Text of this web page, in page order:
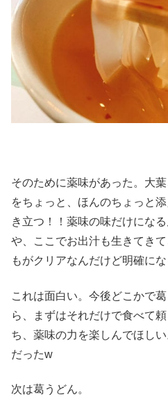
そのために薬味があった。大
をちょっと、ほんのちょっと
き立つ！！薬味の味だけにな
や、ここでお出汁も生きてき
もがクリアなんだけど明確にな
これは面白い。今後どこかで
ら、まずはそれだけで食べて
ち、薬味の力を楽しんでほし
だったw
次は葛うどん。